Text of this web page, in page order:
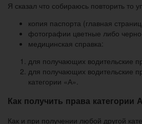
Я сказал что собираюсь повторить то
копия паспорта (главная
фотографии цветные либо
медицинская справка:
для получающих водительские
для получающих водительские
категории «А».
Как получить права категории А
Как и при получении любой другой